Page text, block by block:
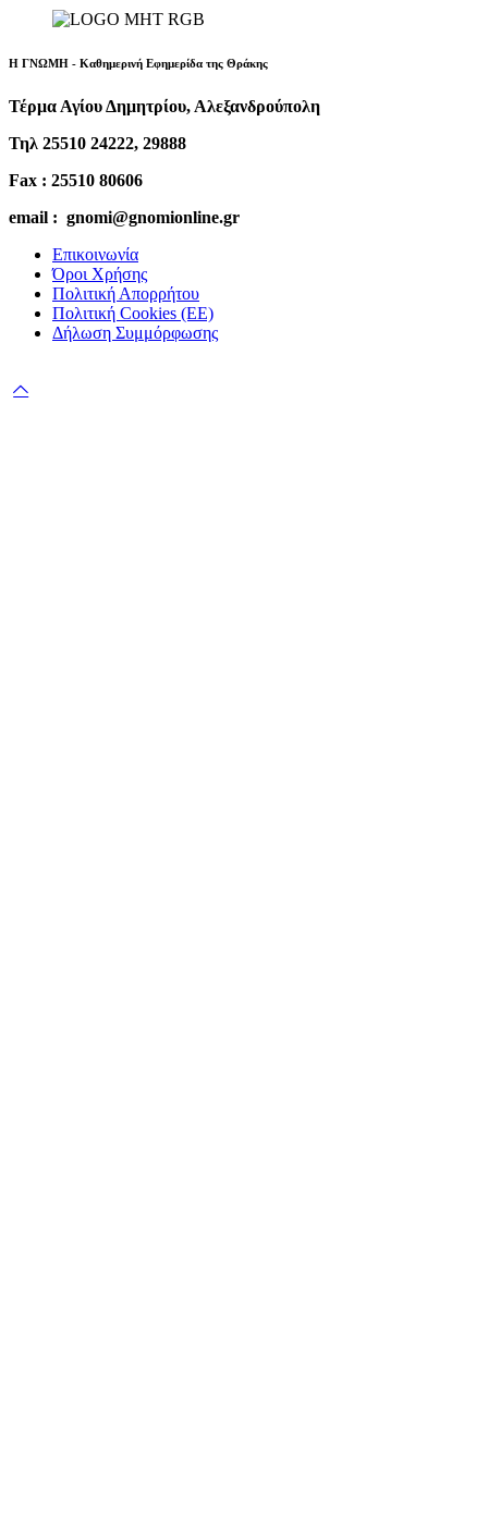
Η ΓΝΩΜΗ - Καθημερινή Εφημερίδα της Θράκης
Τέρμα Αγίου Δημητρίου, Αλεξανδρούπολη
Τηλ 25510 24222, 29888
Fax : 25510 80606
email : gnomi@gnomionline.gr
Επικοινωνία
Όροι Χρήσης
Πολιτική Απορρήτου
Πολιτική Cookies (ΕΕ)
Δήλωση Συμμόρφωσης